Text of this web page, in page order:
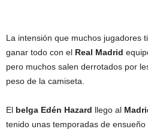
La intensión que muchos jugadores
ganar todo con el Real Madrid
pero muchos salen derrotados por
peso de la camiseta.
El belga Edén Hazard llego al
tenido unas temporadas de ensueño